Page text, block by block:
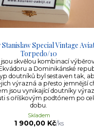
Special Vintage
Torpedo/10
skvělou kombinací
a Dominikánské
doutníků byl sestaven tak,
výrazná a přesto jemnější
jsou vynikající doutníky
s oříškovým podtónem po
dobu.
1 900,00 Kč/ks
Skladem